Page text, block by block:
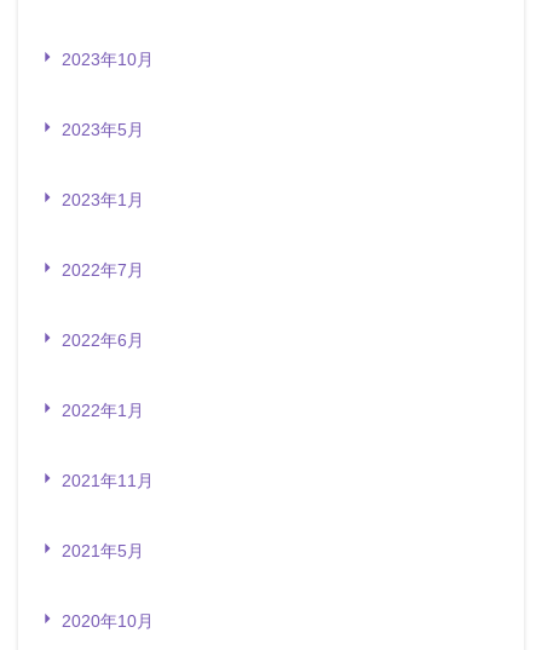
2023年10月
2023年5月
2023年1月
2022年7月
2022年6月
2022年1月
2021年11月
2021年5月
2020年10月